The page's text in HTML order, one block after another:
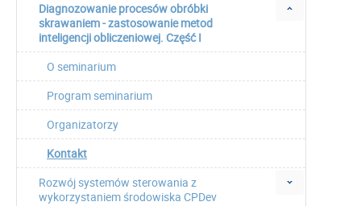
Diagnozowanie procesów obróbki
skrawaniem - zastosowanie metod
inteligencji obliczeniowej. Część I
O seminarium
Program seminarium
Organizatorzy
Kontakt
Rozwój systemów sterowania z
wykorzystaniem środowiska CPDev